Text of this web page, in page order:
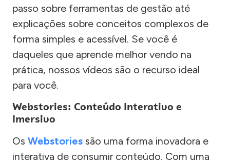
passo sobre ferramentas de gestão até
explicações sobre conceitos complexos de
forma simples e acessível. Se você é
daqueles que aprende melhor vendo na
prática, nossos vídeos são o recurso ideal
para você.
Webstories: Conteúdo Interativo e
Imersivo
Os Webstories são uma forma inovadora e
interativa de consumir conteúdo. Com uma